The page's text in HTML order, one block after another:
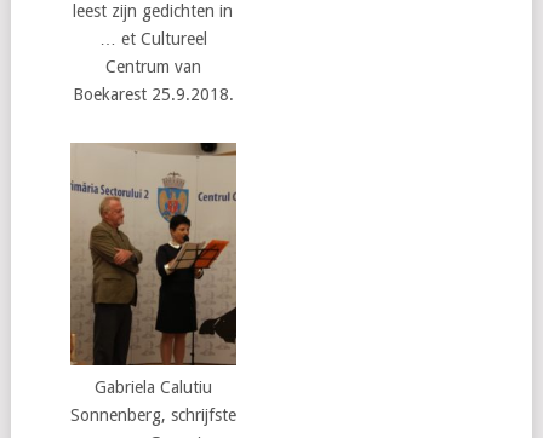
leest zijn gedichten in
… et Cultureel
Centrum van
Boekarest 25.9.2018.
Gabriela Calutiu
Sonnenberg, schrijfste